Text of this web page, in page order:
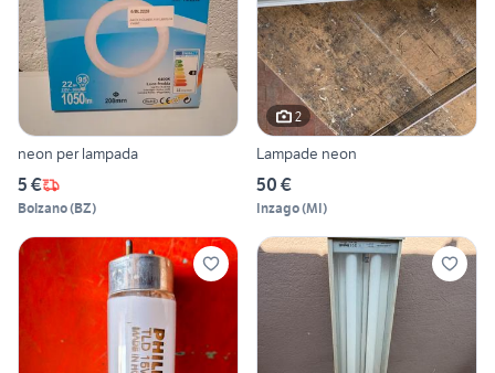
neon per lampada
5 €
Bolzano(BZ)
2
Lampade neon
50 €
Inzago(MI)